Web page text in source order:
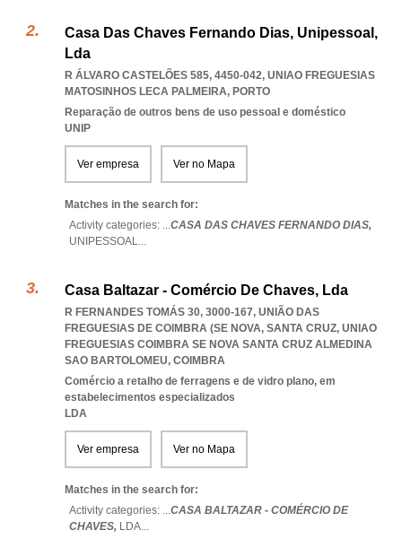
Casa Das Chaves Fernando Dias, Unipessoal,
Lda
R ÁLVARO CASTELÕES 585, 4450-042, UNIAO FREGUESIAS
MATOSINHOS LECA PALMEIRA, PORTO
Reparação de outros bens de uso pessoal e doméstico
UNIP
Ver empresa Ver no Mapa
Matches in the search for:
Activity categories: ...CASA DAS CHAVES FERNANDO DIAS,
UNIPESSOAL...
Casa Baltazar - Comércio De Chaves, Lda
R FERNANDES TOMÁS 30, 3000-167, UNIÃO DAS
FREGUESIAS DE COIMBRA (SE NOVA, SANTA CRUZ, UNIAO
FREGUESIAS COIMBRA SE NOVA SANTA CRUZ ALMEDINA
SAO BARTOLOMEU, COIMBRA
Comércio a retalho de ferragens e de vidro plano, em
estabelecimentos especializados
LDA
Ver empresa Ver no Mapa
Matches in the search for:
Activity categories: ...CASA BALTAZAR - COMÉRCIO DE
CHAVES, LDA...